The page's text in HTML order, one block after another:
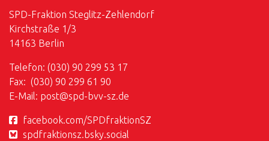
SPD-Fraktion Steglitz-Zehlendorf
Kirchstraße 1/3
14163 Berlin
Telefon: (030) 90 299 53 17
Fax: (030) 90 299 61 90
E-Mail: post@spd-bvv-sz.de
facebook.com/SPDfraktionSZ
spdfraktionsz.bsky.social